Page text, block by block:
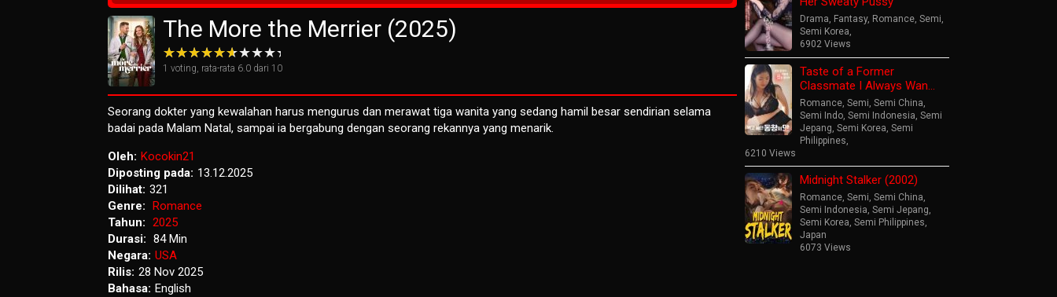
The More the Merrier (2025)
1 voting, rata-rata 6.0 dari 10
Seorang dokter yang kewalahan harus mengurus dan merawat tiga wanita yang sedang hamil besar sendirian selama
badai pada Malam Natal, sampai ia bergabung dengan seorang rekannya yang menarik.
Oleh: Kocokin21
Diposting pada: 13.12.2025
Dilihat: 321
Genre: Romance
Tahun: 2025
Durasi: 84 Min
Negara: USA
Rilis: 28 Nov 2025
Bahasa: English
Drama Fantasy, Romance Semi
Semi Korea
6902 Views
Taste of a Former
Classmate I Always Wan…
Romance Semi Semi China
Semi Indo Semi Indonesia Semi
Jepang Semi Korea Semi
Philippines
6210 Views
Midnight Stalker (2002)
Romance Semi Semi China
Semi Indonesia Semi Jepang
Semi Korea Semi Philippines
Japan
6073 Views